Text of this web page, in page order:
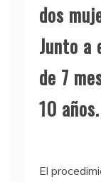
dos
Junto a
de 7
10 años.
El